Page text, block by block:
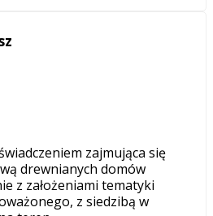
zajmująca się
drewnianych domów
z założeniami tematyki
z siedzibą w